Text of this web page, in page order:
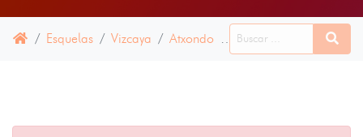
Esquelas Vizcaya Atxondo 13 MAYO 2024